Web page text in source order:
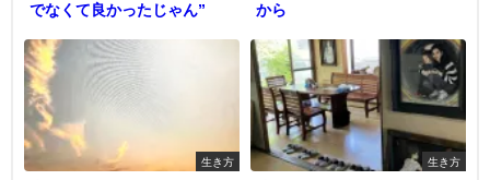
でなくて良かったじゃん”
から
生き方 生き方